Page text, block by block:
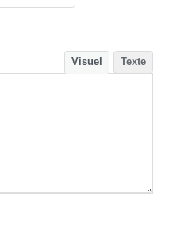
Visuel Texte